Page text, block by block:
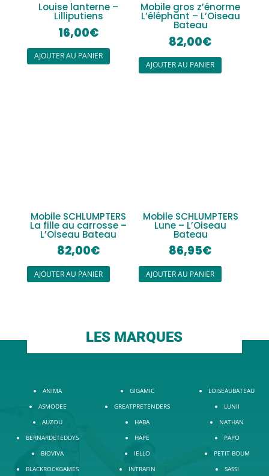
Louise lanterne –
Lilliputiens
16,00€
AJOUTER AU PANIER
Mobile gros z’énorme
L’éléphant – L’Oiseau
Bateau
82,00€
AJOUTER AU PANIER
Mobile SCHLUMPTERS
La fille au carrosse –
L’Oiseau Bateau
82,00€
AJOUTER AU PANIER
Mobile SCHLUMPTERS
Lune – L’Oiseau
Bateau
86,95€
AJOUTER AU PANIER
LES MARQUES
ANIMA
ASMODEE
AUZOU
BERNARDETEDDYS
BIOVIVA
BLACKROCKGAMES
GIGAMIC
GREATPRETENDERS
HABA
HAPE
IELLO
INTRAFIN
LOISEAUBATEAU
LUNII
NATHAN
PAPO
PETIT BOUM
SASSI